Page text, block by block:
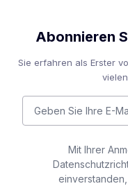
Abonnieren
Sie erfahren als Erster
Mit Ihrer